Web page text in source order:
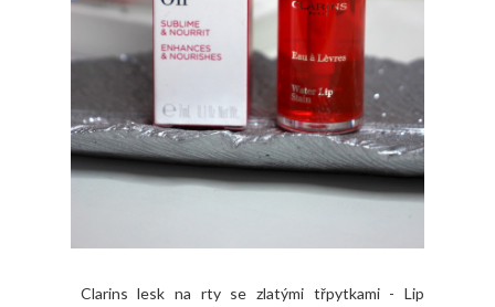
Clarins lesk na rty se zlatými třpytkami - Lip